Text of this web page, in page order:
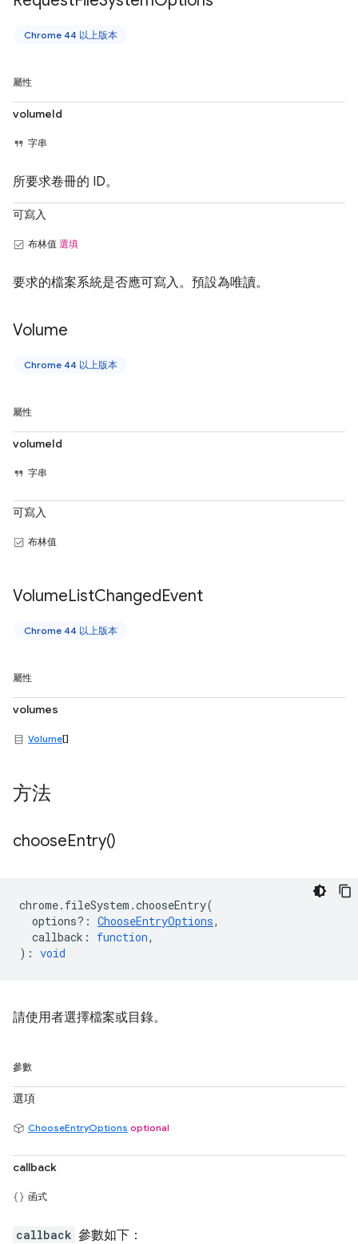
Chrome 44 以上版本
屬性
volumeId
字串
所要求卷冊的 ID。
可寫入
布林值 選填
要求的檔案系統是否應可寫入。預設為唯讀。
Volume
Chrome 44 以上版本
屬性
volumeId
字串
可寫入
布林值
VolumeListChangedEvent
Chrome 44 以上版本
屬性
volumes
Volume[]
方法
chooseEntry()
chrome. fileSystem .chooseEntry(
options? : ChooseEntryOptions,
callback : function,
) : void
請使用者選擇檔案或目錄。
參數
選項
ChooseEntryOptions optional
callback
函式
callback 參數如下：